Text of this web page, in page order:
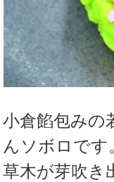
小倉餡包みの
んソボロです
草木が芽吹き